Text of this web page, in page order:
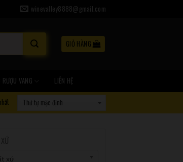
winevalley8888@gmail.com
GIỎ HÀNG
VANG LIÊN HỆ
xứ